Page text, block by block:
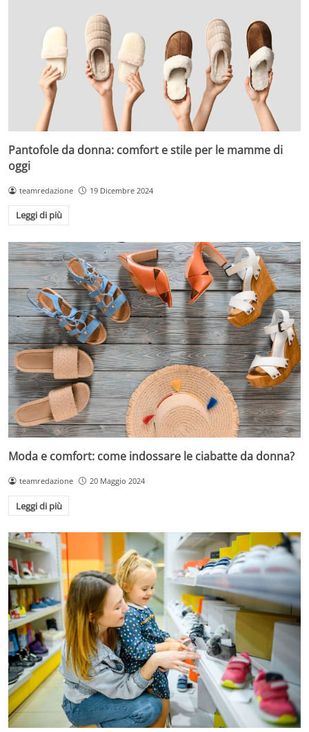
Pantofole da donna: comfort e stile per le mamme di
oggi
teamredazione 19 Dicembre 2024
Leggi di più
Moda e comfort: come indossare le ciabatte da donna?
teamredazione 20 Maggio 2024
Leggi di più